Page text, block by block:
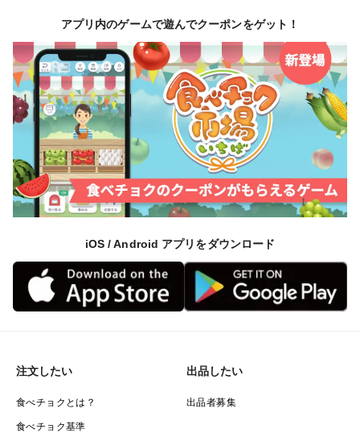
アプリ内のゲームで遊んでクーポンをゲット！
iOS / Android アプリをダウンロード
注文したい
食べチョクとは？
食べチョク基準
出品したい
出品者募集